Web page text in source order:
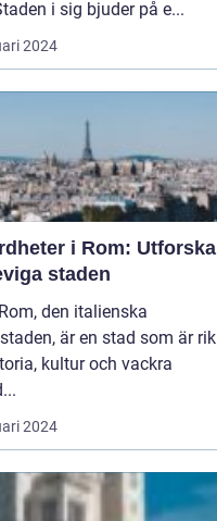
i sig bjuder på e...
2024
i Rom: Utforska
staden
är en stad som är rik
kultur och vackra
2024